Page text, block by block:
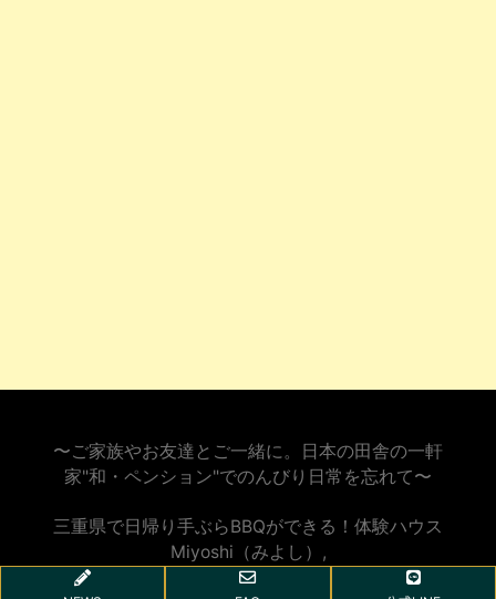
〜ご家族やお友達とご一緒に。日本の田舎の一軒
家"和・ペンション"でのんびり日常を忘れて〜
三重県で日帰り手ぶらBBQができる！体験ハウス
Miyoshi（みよし）
,